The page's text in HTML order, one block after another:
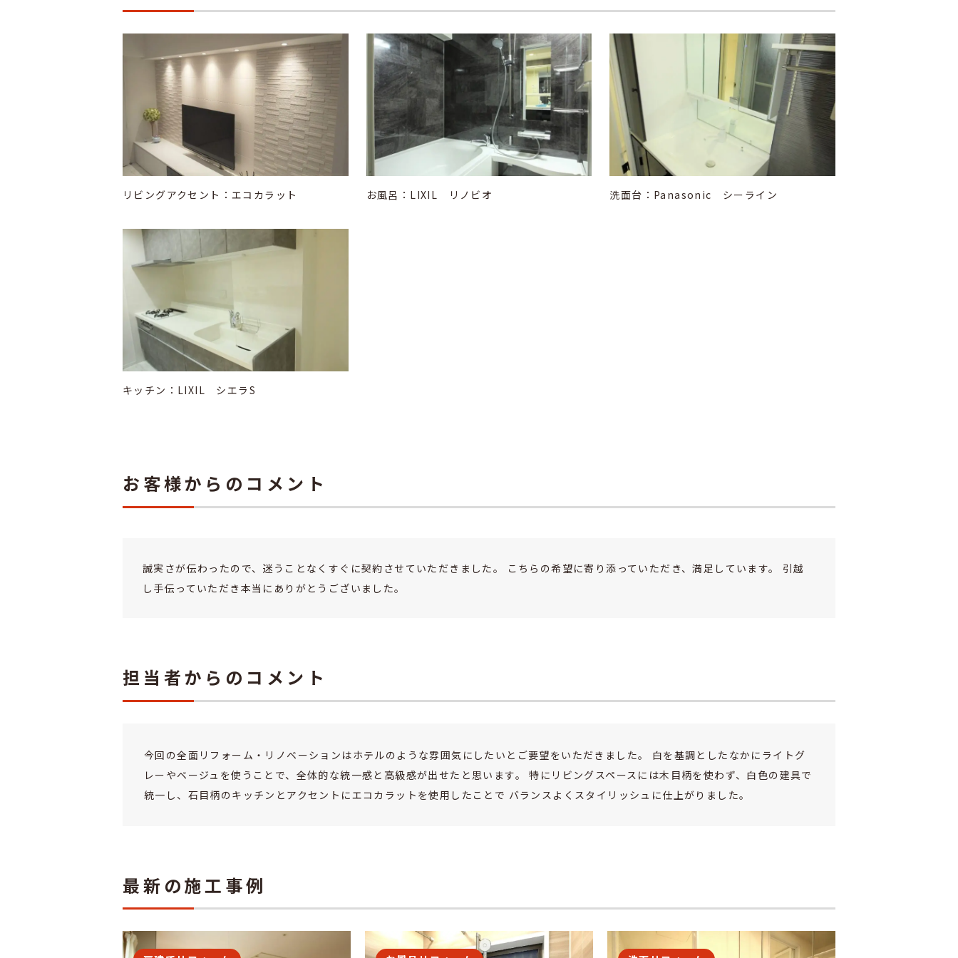
リビングアクセント：エコカラット お風呂：LIXIL リノビオ 洗面台：Panasonic シーライン
キッチン：LIXIL シエラS
お客様からのコメント
誠実さが伝わったので、迷うことなくすぐに契約させていただきました。 こちらの希望に寄り添っていただき、満足しています。 引越
し手伝っていただき本当にありがとうございました。
担当者からのコメント
今回の全面リフォーム・リノベーションはホテルのような雰囲気にしたいとご要望をいただきました。 白を基調としたなかにライトグ
レーやベージュを使うことで、全体的な統一感と高級感が出せたと思います。 特にリビングスペースには木目柄を使わず、白色の建具で
統一し、石目柄のキッチンとアクセントにエコカラットを使用したことで バランスよくスタイリッシュに仕上がりました。
最新の施工事例